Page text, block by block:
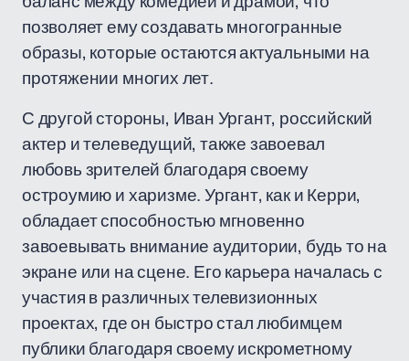
позволяет ему создавать многогранные
образы, которые остаются актуальными на
протяжении многих лет.
С другой стороны, Иван Ургант, российский
актер и телеведущий, также завоевал
любовь зрителей благодаря своему
остроумию и харизме. Ургант, как и Керри,
обладает способностью мгновенно
завоевывать внимание аудитории, будь то на
экране или на сцене. Его карьера началась с
участия в различных телевизионных
проектах, где он быстро стал любимцем
публики благодаря своему искрометному